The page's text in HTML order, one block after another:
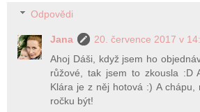
Odpovědi
Jana
20. července 2017 v
Ahoj Dáši, když jsem ho
růžové, tak jsem to zkousla :D
Klára je z něj hotová :) A chápu,
ročku být!